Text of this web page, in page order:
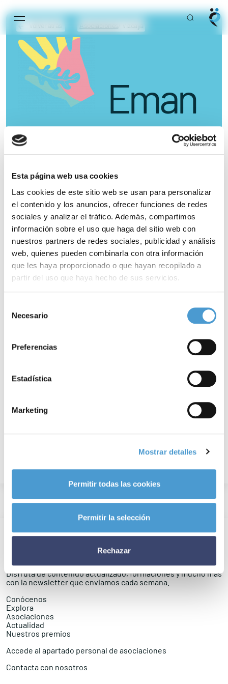
Esta página web usa cookies
Las cookies de este sitio web se usan para personalizar
el contenido y los anuncios, ofrecer funciones de redes
sociales y analizar el tráfico. Además, compartimos
información sobre el uso que haga del sitio web con
nuestros partners de redes sociales, publicidad y análisis
web, quienes pueden combinarla con otra información
que les haya proporcionado o que hayan recopilado a
partir del uso que haya hecho de sus servicios.
de cookies
Necesario
Preferencias
Estadística
Marketing
Mostrar detalles
Permitir todas las cookies
Permitir la selección
Rechazar
Main Navigation
Eman
Eskua
Asociación de Fibromialgia y Síndrome de Fatiga
Crónica Eman Eskua
Llámanos o escríbenos sin compromiso
Infórmate y mantente actualizado con
nuestra newsletter
Disfruta de contenido actualizado, formaciones y mucho más
con la newsletter que enviamos cada semana.
Conócenos
Explora
Asociaciones
Actualidad
Nuestros premios
Accede al apartado personal de asociaciones
Contacta con nosotros